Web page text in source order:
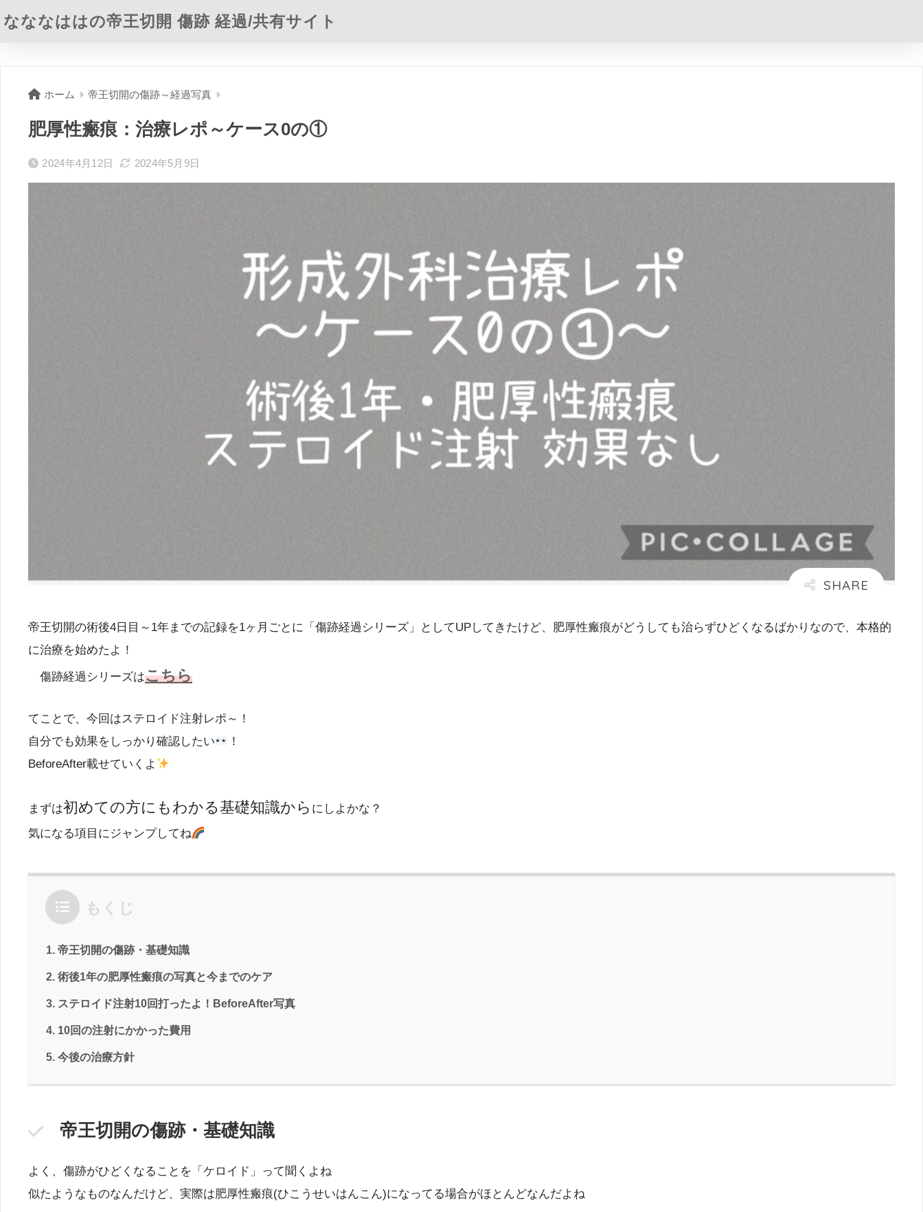
なななははの帝王切開 傷跡 経過/共有サイト
ホーム 帝王切開の傷跡～経過写真
肥厚性瘢痕：治療レポ～ケース0の①
2024年4月12日 2024年5月9日
帝王切開の術後4日目～1年までの記録を1ヶ月ごとに「傷跡経過シリーズ」としてUPしてきたけど、肥厚性瘢痕がどうしても治らずひどくなるばかりなので、本格的
に治療を始めたよ！
傷跡経過シリーズはこちら
てことで、今回はステロイド注射レポ～！
自分でも効果をしっかり確認したい
！
BeforeAfter載せていくよ
まずは初めての方にもわかる基礎知識から にしよかな？
気になる項目にジャンプしてね
もくじ
帝王切開の傷跡・基礎知識
術後1年の肥厚性瘢痕の写真と今までのケア
ステロイド注射10回打ったよ！BeforeAfter写真
10回の注射にかかった費用
今後の治療方針
帝王切開の傷跡・基礎知識
よく、傷跡がひどくなることを「ケロイド」って聞くよね
似たようなものなんだけど、実際は肥厚性瘢痕(ひこうせいはんこん)になってる場合がほとんどなんだよね